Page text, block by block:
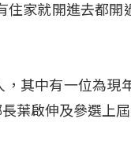
家就開進去都
其中有一位為現
葉啟伸及參選上